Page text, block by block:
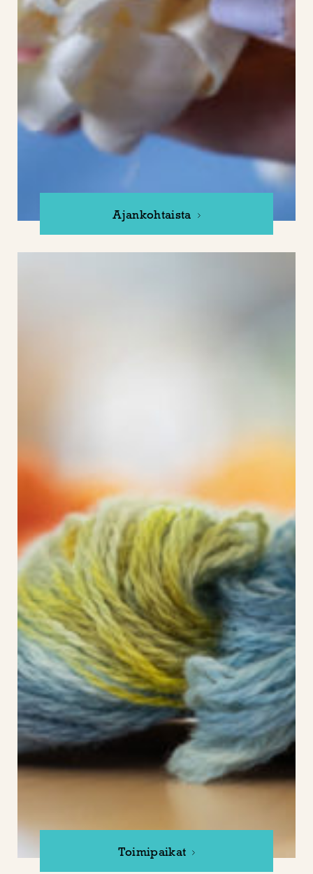
Ajankohtaista
Toimipaikat